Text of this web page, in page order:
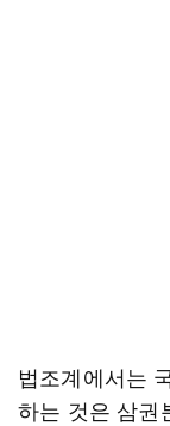
법조계에서는
하는 것은 삼권